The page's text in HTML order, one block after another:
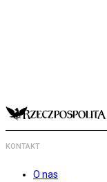
KONTAKT
O nas